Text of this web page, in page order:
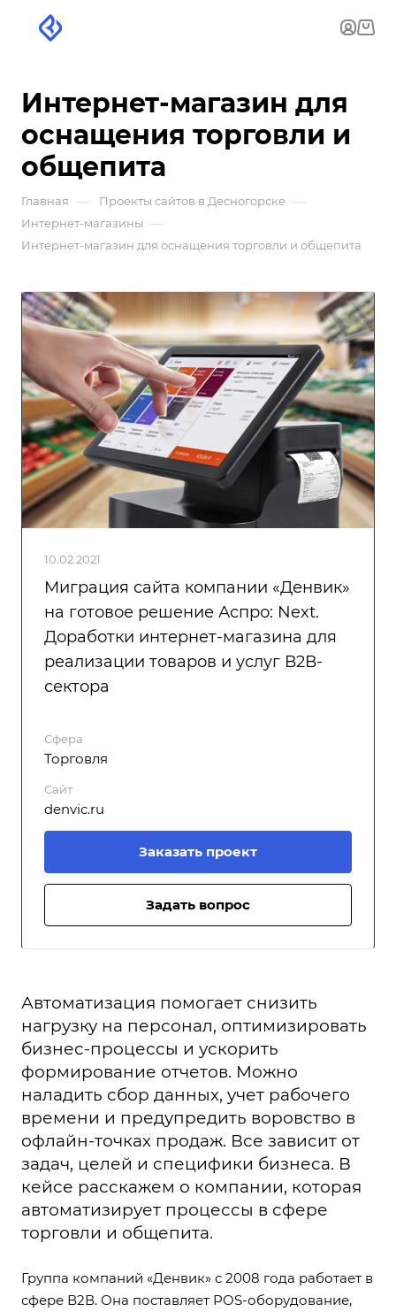
Интернет-магазин для
оснащения торговли и
общепита
Главная — Проекты сайтов в Десногорске —
Интернет-магазины —
Интернет-магазин для оснащения торговли и общепита
10.02.2021
Миграция сайта компании «Денвик»
на готовое решение Аспро: Next.
Доработки интернет-магазина для
реализации товаров и услуг В2В-
сектора
Сфера
Торговля
Сайт
denvic.ru
Заказать проект
Задать вопрос
Автоматизация помогает снизить
нагрузку на персонал, оптимизировать
бизнес-процессы и ускорить
формирование отчетов. Можно
наладить сбор данных, учет рабочего
времени и предупредить воровство в
офлайн-точках продаж. Все зависит от
задач, целей и специфики бизнеса. В
кейсе расскажем о компании, которая
автоматизирует процессы в сфере
торговли и общепита.
Группа компаний «Денвик» с 2008 года работает в
сфере В2В. Она поставляет POS-оборудование,